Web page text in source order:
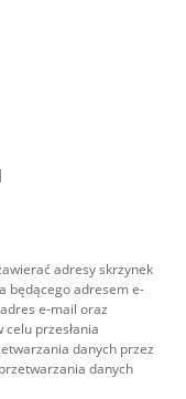
adresy skrzynek
będącego adresem e-
e-mail oraz
przesłania
danych przez
danych